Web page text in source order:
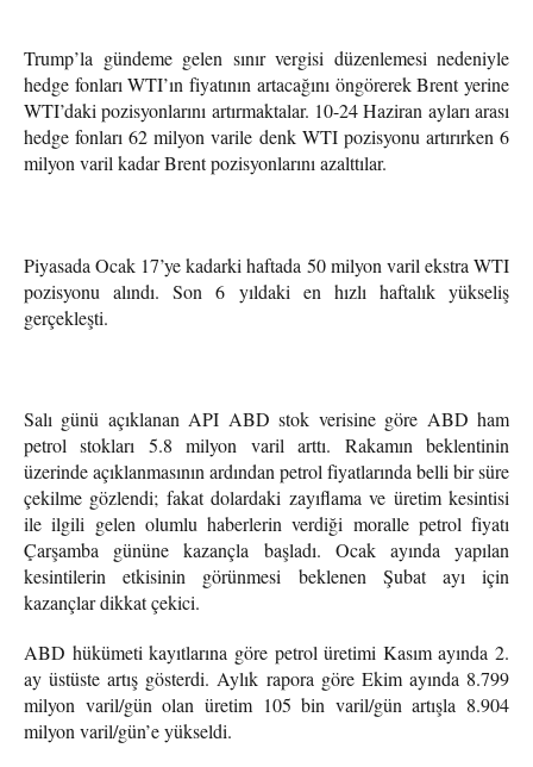
Trump’la gündeme gelen sınır vergisi düzenlemesi nedeniyle
hedge fonları WTI’ın fiyatının artacağını öngörerek Brent yerine
WTI’daki pozisyonlarını artırmaktalar. 10-24 Haziran ayları arası
hedge fonları 62 milyon varile denk WTI pozisyonu artırırken 6
milyon varil kadar Brent pozisyonlarını azalttılar.
Piyasada Ocak 17’ye kadarki haftada 50 milyon varil ekstra WTI
pozisyonu alındı. Son 6 yıldaki en hızlı haftalık yükseliş
gerçekleşti.
Salı günü açıklanan API ABD stok verisine göre ABD ham
petrol stokları 5.8 milyon varil arttı. Rakamın beklentinin
üzerinde açıklanmasının ardından petrol fiyatlarında belli bir süre
çekilme gözlendi; fakat dolardaki zayıflama ve üretim kesintisi
ile ilgili gelen olumlu haberlerin verdiği moralle petrol fiyatı
Çarşamba gününe kazançla başladı. Ocak ayında yapılan
kesintilerin etkisinin görünmesi beklenen Şubat ayı için
kazançlar dikkat çekici.
ABD hükümeti kayıtlarına göre petrol üretimi Kasım ayında 2.
ay üstüste artış gösterdi. Aylık rapora göre Ekim ayında 8.799
milyon varil/gün olan üretim 105 bin varil/gün artışla 8.904
milyon varil/gün’e yükseldi.